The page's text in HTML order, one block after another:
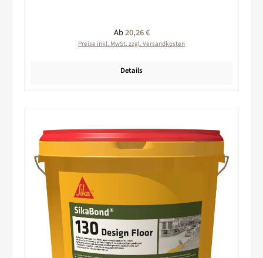
Regulärer Preis:
Ab20,26 €
Preise inkl. MwSt. zzgl. Versandkosten
Details